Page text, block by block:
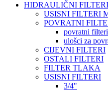
HIDRAULIČNI FILTERI
USISNI FILTERI
POVRATNI
povratni filteri
ulošci za
CIJEVNI FILTERI
OSTALI FILTERI
FILTER TLAKA
USISNI FILTERI
3/4"